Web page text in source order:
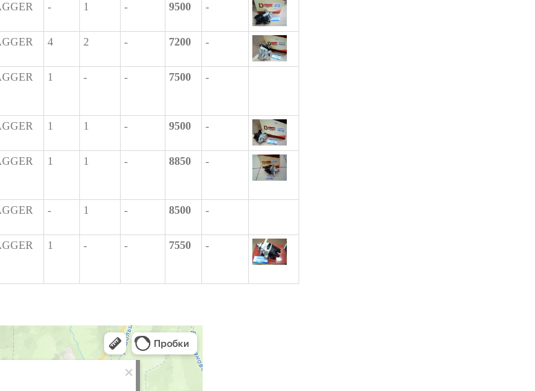
- 1 - 9500 -
4 2 - 7200 -
1 - - 7500 -
1 1 - 9500 -
1 1 - 8850 -
- 1 - 8500 -
1 - - 7550 -